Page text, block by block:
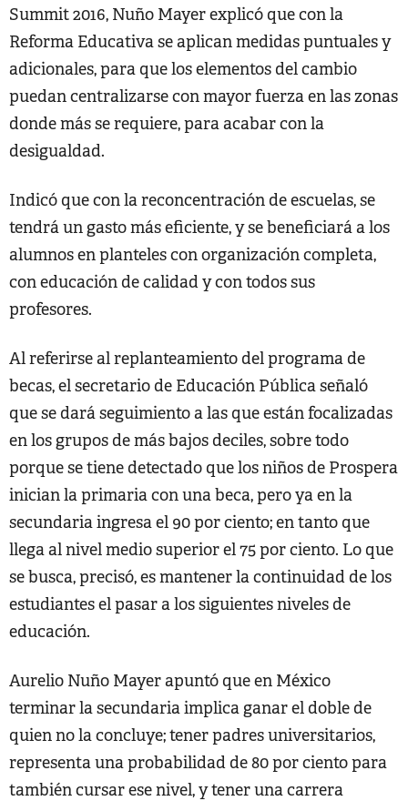
Summit 2016, Nuño Mayer explicó que con la
Reforma Educativa se aplican medidas puntuales y
adicionales, para que los elementos del cambio
puedan centralizarse con mayor fuerza en las zonas
donde más se requiere, para acabar con la
desigualdad.
Indicó que con la reconcentración de escuelas, se
tendrá un gasto más eficiente, y se beneficiará a los
alumnos en planteles con organización completa,
con educación de calidad y con todos sus
profesores.
Al referirse al replanteamiento del programa de
becas, el secretario de Educación Pública señaló
que se dará seguimiento a las que están focalizadas
en los grupos de más bajos deciles, sobre todo
porque se tiene detectado que los niños de Prospera
inician la primaria con una beca, pero ya en la
secundaria ingresa el 90 por ciento; en tanto que
llega al nivel medio superior el 75 por ciento. Lo que
se busca, precisó, es mantener la continuidad de los
estudiantes el pasar a los siguientes niveles de
educación.
Aurelio Nuño Mayer apuntó que en México
terminar la secundaria implica ganar el doble de
quien no la concluye; tener padres universitarios,
representa una probabilidad de 80 por ciento para
también cursar ese nivel, y tener una carrera